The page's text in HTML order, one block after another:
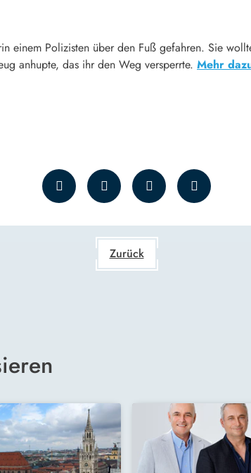
einem Polizisten über den Fuß gefahren. Sie
anhupte, das ihr den Weg versperrte. Mehr
Zurück